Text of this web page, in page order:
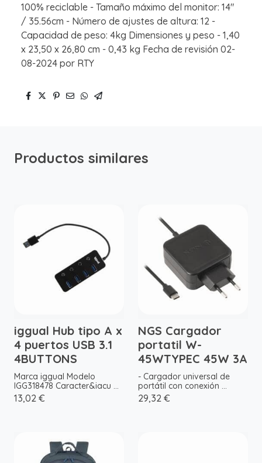
100% reciclable - Tamaño máximo del monitor: 14"
/ 35.56cm - Número de ajustes de altura: 12 -
Capacidad de peso: 4kg Dimensiones y peso - 1,40
x 23,50 x 26,80 cm - 0,43 kg Fecha de revisión 02-
08-2024 por RTY
Productos similares
iggual Hub tipo A x
4 puertos USB 3.1
4BUTTONS
Marca iggual Modelo
IGG318478 Caracter&iacu ...
13,02 €
NGS Cargador
portatil W-
45WTYPEC 45W 3A
- Cargador universal de
portátil con conexión ...
29,32 €